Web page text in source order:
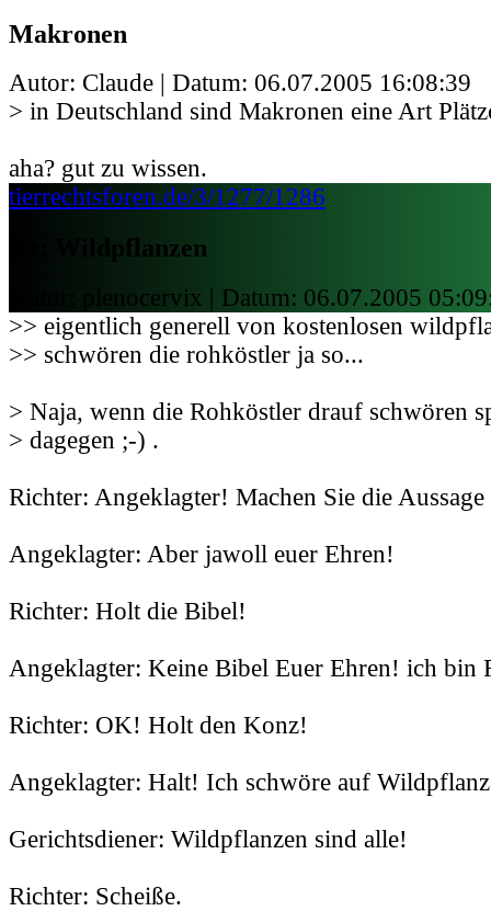
Makronen
Autor: Claude | Datum: 06.07.2005 16:08:39
> in Deutschland sind Makronen eine Art
aha? gut zu wissen.
tierrechtsforen.de/3/1277/1286
Re: Wildpflanzen
Autor: plenocervix | Datum: 06.07.2005
>> eigentlich generell von kostenlosen
>> schwören die rohköstler ja so...
> Naja, wenn die Rohköstler drauf schwören
> dagegen ;-) .
Richter: Angeklagter! Machen Sie die
Angeklagter: Aber jawoll euer Ehren!
Richter: Holt die Bibel!
Angeklagter: Keine Bibel Euer Ehren! ich bin
Richter: OK! Holt den Konz!
Angeklagter: Halt! Ich schwöre auf
Gerichtsdiener: Wildpflanzen sind alle!
Richter: Scheiße.